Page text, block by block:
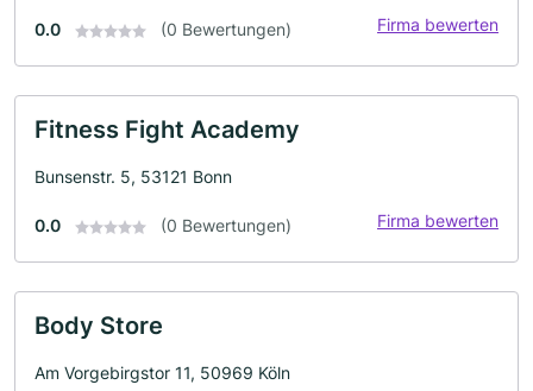
0.0 (0 Bewertungen) Firma bewerten
Fitness Fight Academy
Bunsenstr. 5, 53121 Bonn
0.0 (0 Bewertungen) Firma bewerten
Body Store
Am Vorgebirgstor 11, 50969 Köln